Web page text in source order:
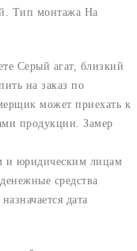
Тип монтажа На
Серый агат, близкий
на заказ по
может приехать к
продукции. Замер
и юридическим лицам
средства
дата